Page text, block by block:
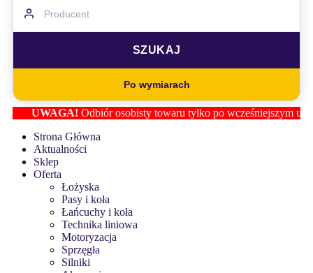
Po wymiarach
UWAGA!Odbiór osobisty towaru tylko po wcześniejszym
Strona Główna
Aktualności
Sklep
Oferta
Łożyska
Pasy i koła
Łańcuchy i koła
Technika liniowa
Motoryzacja
Sprzęgła
Silniki